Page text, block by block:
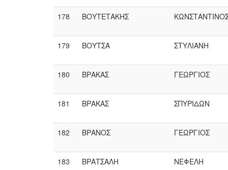
178 ΒΟΥΤΕΤΑΚΗΣ
179 ΒΟΥΤΣΑ ΣΤΥΛΙΑΝΗ
180 ΒΡΑΚΑΣ ΓΕΩΡΓΙΟΣ
181 ΒΡΑΚΑΣ ΣΠΥΡΙΔΩΝ
182 ΒΡΑΝΟΣ ΓΕΩΡΓΙΟΣ
183 ΒΡΑΤΣΑΛΗ ΝΕΦΕΛΗ